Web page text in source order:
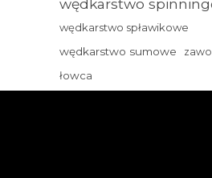
wędkarstwo spławikowe
wędkarstwo sumowe
łowca